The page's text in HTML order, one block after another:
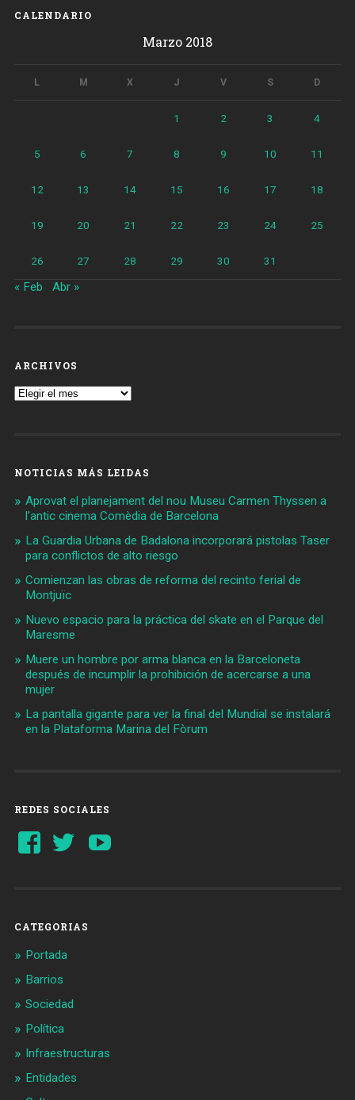
CALENDARIO
Marzo 2018
L M X J V S D
1 2 3 4
5 6 7 8 9 10 11
12 13 14 15 16 17 18
19 20 21 22 23 24 25
26 27 28 29 30 31
« Feb Abr »
ARCHIVOS
Archivos
NOTICIAS MÁS LEIDAS
Aprovat el planejament del nou Museu Carmen Thyssen a
l'antic cinema Comèdia de Barcelona
La Guardia Urbana de Badalona incorporará pistolas Taser
para conflictos de alto riesgo
Comienzan las obras de reforma del recinto ferial de
Montjuïc
Nuevo espacio para la práctica del skate en el Parque del
Maresme
Muere un hombre por arma blanca en la Barceloneta
después de incumplir la prohibición de acercarse a una
mujer
La pantalla gigante para ver la final del Mundial se instalará
en la Plataforma Marina del Fòrum
REDES SOCIALES
Ver
perfil
Ver
perfil
CATEGORIAS
Portada
Barrios
Sociedad
Política
Infraestructuras
Entidades